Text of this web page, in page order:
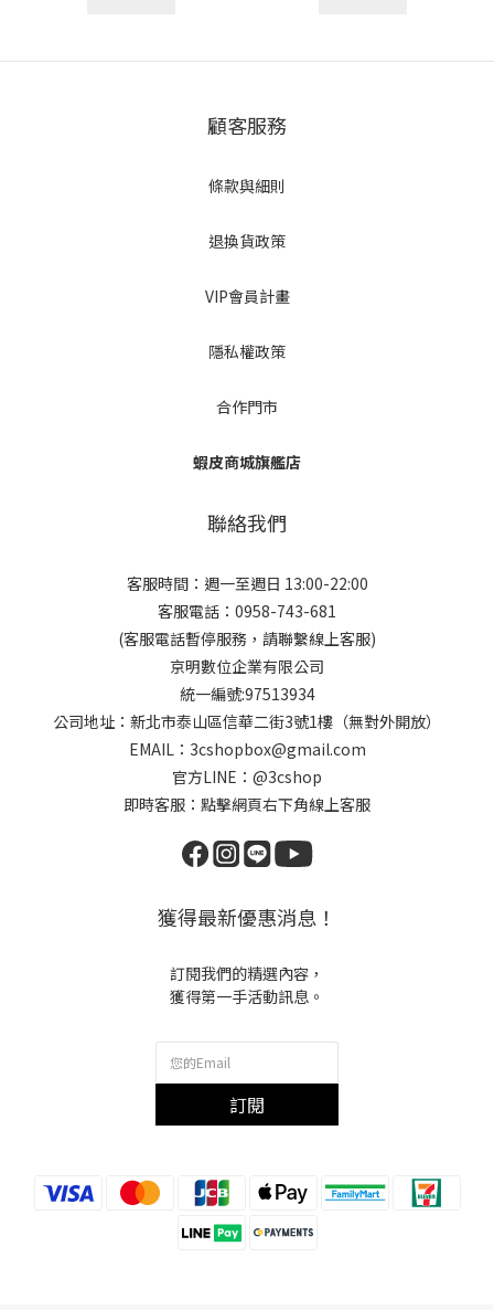
顧客服務
條款與細則
退換貨政策
VIP會員計畫
隱私權政策
合作門市
蝦皮商城旗艦店
聯絡我們
客服時間：週一至週日 13:00-22:00
客服電話：0958-743-681
(客服電話暫停服務，請聯繫線上客服)
京明數位企業有限公司
統一編號:97513934
公司地址：新北市泰山區信華二街3號1樓（無對外開放）
EMAIL：3cshopbox@gmail.com
官方LINE：@3cshop
即時客服：點擊網頁右下角線上客服
獲得最新優惠消息！
訂閱我們的精選內容，
獲得第一手活動訊息。
訂閱